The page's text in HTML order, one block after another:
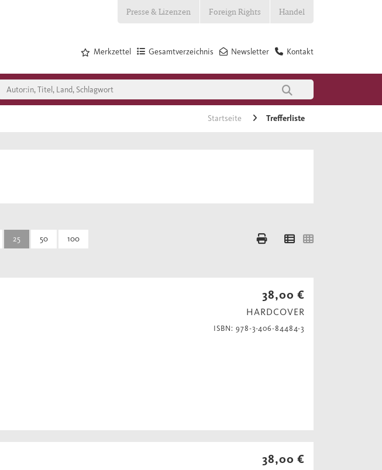
Presse & Lizenzen Foreign Rights Handel
Kontakt
Newsletter
Gesamtverzeichnis
Merkzettel
Startseite Trefferliste
25 50 100
38,00 €
HARDCOVER
ISBN: 978-3-406-84484-3
38,00 €